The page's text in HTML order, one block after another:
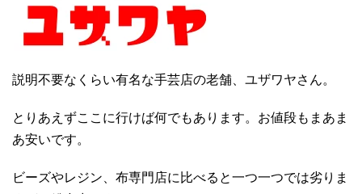
説明不要なくらい有名な手芸店の老舗、ユザワヤさん。
とりあえずここに行けば何でもあります。お値段もまあま
あ安いです。
ビーズやレジン、布専門店に比べると一つ一つでは劣りま